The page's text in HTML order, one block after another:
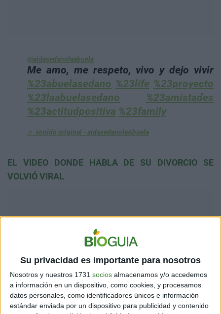
Su privacidad es importante para nosotros
Nosotros y nuestros 1731 socios almacenamos y/o accedemos
a información en un dispositivo, como cookies, y procesamos
datos personales, como identificadores únicos e información
estándar enviada por un dispositivo para publicidad y contenido
@aidasedanolaabuela
Me amo, me respeto, vivo y dejo vivir
%23abuelasedano %23life %23proyecto
%23laabuelasedano
%23amistades
%23actitudpositiva %23family
♬ sonido original - aidasedanolaAbuela
EL VIDEO DONDE HABLA DE SU DIVORCIO SE
VOLVIÓ VIRAL